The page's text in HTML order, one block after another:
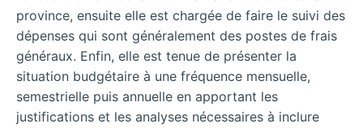
province, ensuite elle est chargée de faire le suivi des
dépenses qui sont généralement des postes de frais
généraux. Enfin, elle est tenue de présenter la
situation budgétaire à une fréquence mensuelle,
semestrielle puis annuelle en apportant les
justifications et les analyses nécessaires à inclure